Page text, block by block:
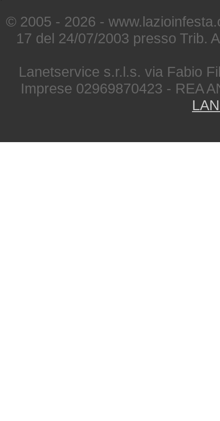
© 2005 - 2026 -
17 del 24/07/2003 presso Trib.
Lanetservice s.r.l.s. via Fabio
Imprese 02969870423 - REA